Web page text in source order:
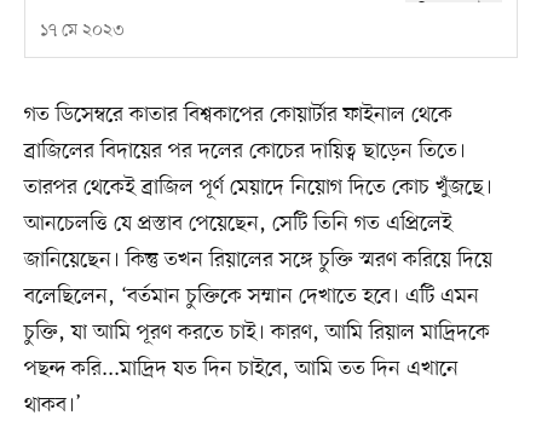
১৭ মে ২০২৩
গত ডিসেম্বরে কাতার বিশ্বকাপের কোয়ার্টার ফাইনাল থেকে
ব্রাজিলের বিদায়ের পর দলের কোচের দায়িত্ব ছাড়েন তিতে।
তারপর থেকেই ব্রাজিল পূর্ণ মেয়াদে নিয়োগ দিতে কোচ খুঁজছে।
আনচেলত্তি যে প্রস্তাব পেয়েছেন, সেটি তিনি গত এপ্রিলেই
জানিয়েছেন। কিন্তু তখন রিয়ালের সঙ্গে চুক্তি স্মরণ করিয়ে দিয়ে
বলেছিলেন, ‘বর্তমান চুক্তিকে সম্মান দেখাতে হবে। এটি এমন
চুক্তি, যা আমি পূরণ করতে চাই। কারণ, আমি রিয়াল মাদ্রিদকে
পছন্দ করি...মাদ্রিদ যত দিন চাইবে, আমি তত দিন এখানে
থাকব।’